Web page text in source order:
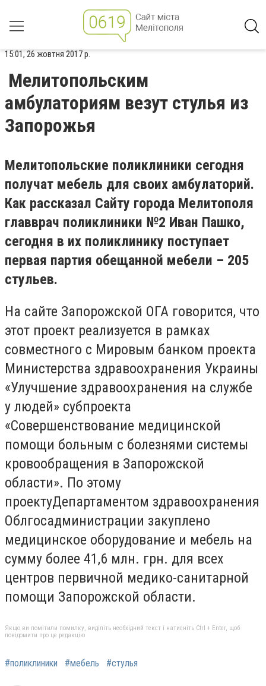
15:01, 26 жовтня 2017 р.
Мелитопольским
амбулаториям везут стулья из
Запорожья
Мелитопольские поликлиники сегодня
получат мебель для своих амбулаторий.
Как рассказал Сайту города Мелитополя
главврач поликлиники №2 Иван Пашко,
сегодня в их поликлинику поступает
первая партия обещанной мебели – 205
стульев.
На сайте Запорожской ОГА говорится, что
этот проект реализуется в рамках
совместного с Мировым банком проекта
Министерства здравоохранения Украины
«Улучшение здравоохранения на службе
у людей» субпроекта
«Совершенствование медицинской
помощи больным с болезнями системы
кровообращения в Запорожской
области». По этому
проектуДепартаментом здравоохранения
Облгосадминистрации закуплено
медицинское оборудование и мебель на
сумму более 41,6 млн. грн. для всех
центров первичной медико-санитарной
помощи Запорожской области.
Якщо ви помітили помилку, виділіть необхідний текст і натисніть Ctrl + Enter, щоб
повідомити про це редакцію
#поликлиники #мебель #стулья